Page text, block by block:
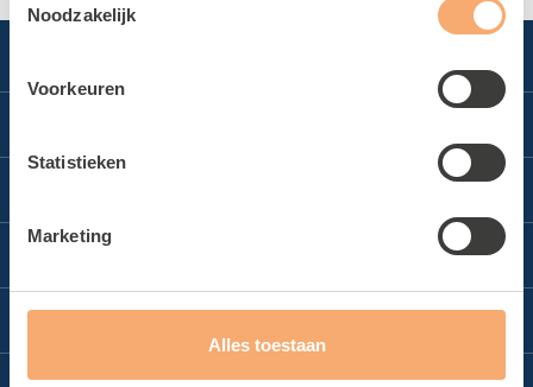
Noodzakelijk
Voorkeuren
Statistieken
Marketing
Alles toestaan
Locatie reserveren
Zwembad Wasbeek
Over Sportbedrijf Teylingen
Verenigingsondersteuning
Contact
Van Alkemadelaan 12